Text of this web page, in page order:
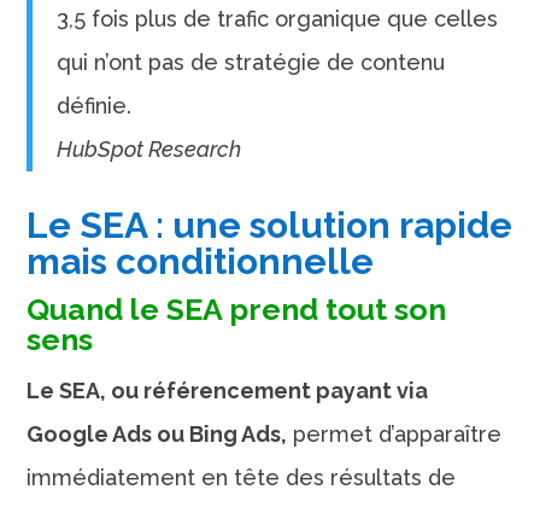
3,5 fois plus de trafic organique que celles
qui n’ont pas de stratégie de contenu
définie.
HubSpot Research
Le SEA : une solution rapide
mais conditionnelle
Quand le SEA prend tout son
sens
Le SEA, ou référencement payant via
Google Ads ou Bing Ads, permet d’apparaître
immédiatement en tête des résultats de